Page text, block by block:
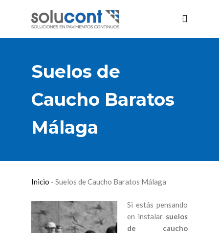
Suelos de
Caucho Baratos
Málaga
Inicio - Suelos de Caucho Baratos Málaga
Si estás pensando
en instalar suelos
de caucho